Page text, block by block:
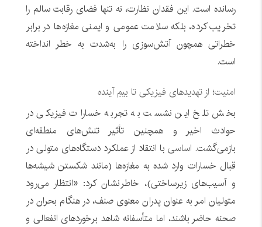
رسانده است. این فقدان نظارت، نه تنها فضای رقابت سالم را
تخریب کرده، بلکه سلامت عمومی و ایمنی مغازه‌ها در برابر
خطراتی همچون آتش‌سوزی را به‌شدت به خطر انداخته
است.
امنیت؛ از تهدیدهای فیزیکی تا بیمِ آینده
بخش تلخ این نشست به تجربه خسارات فیزیکی در
حوادث اخیر و همچنین تأثیر تنش‌های منطقه‌ای
بازمی‌گشت. اساسی با انتقاد از عملکرد دستگاه‌های متولی در
قبال خسارات وارد شده به مغازه‌ها (مانند شکستن شیشه‌ها
و آسیب‌های زیرساختی)، خاطرنشان کرد: «انتظار می‌رود
متولیان امر به عنوان پدران معنوی صنف، در هنگام بحران در
صحنه حاضر باشند، اما متأسفانه شاهد برخوردهای انفعالی و